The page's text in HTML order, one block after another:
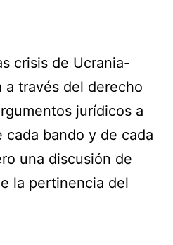
crisis de Ucrania-
a través del derecho
jurídicos a
bando y de cada
una discusión de
la pertinencia del